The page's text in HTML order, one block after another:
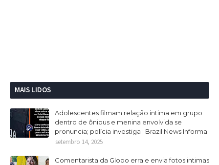
MAIS LIDOS
Adolescentes filmam relação intima em grupo
dentro de ônibus e menina envolvida se
pronuncia; polícia investiga | Brazil News Informa
setembro 14, 2025
Comentarista da Globo erra e envia fotos intimas